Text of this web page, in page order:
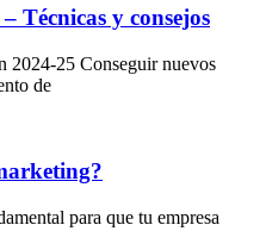
Técnicas y consejos
2024-25 Conseguir nuevos
de
para que tu empresa